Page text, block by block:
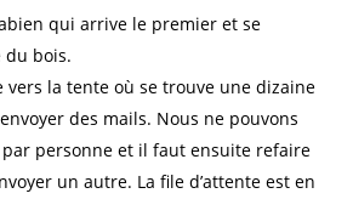
qui arrive le premier et se
du bois.
vers la tente où se trouve une dizaine
des mails. Nous ne pouvons
par personne et il faut ensuite refaire
un autre. La file d’attente est en